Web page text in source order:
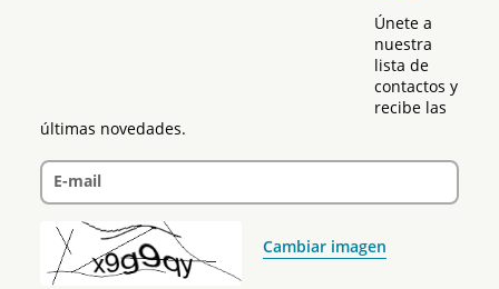
Únete a
nuestra
lista de
contactos y
recibe las
últimas novedades.
E-mail
Cambiar imagen